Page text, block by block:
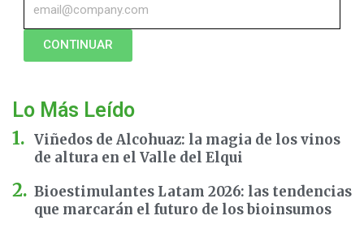
CONTINUAR
Lo Más Leído
Viñedos de Alcohuaz: la magia de los vinos
de altura en el Valle del Elqui
Bioestimulantes Latam 2026: las tendencias
que marcarán el futuro de los bioinsumos